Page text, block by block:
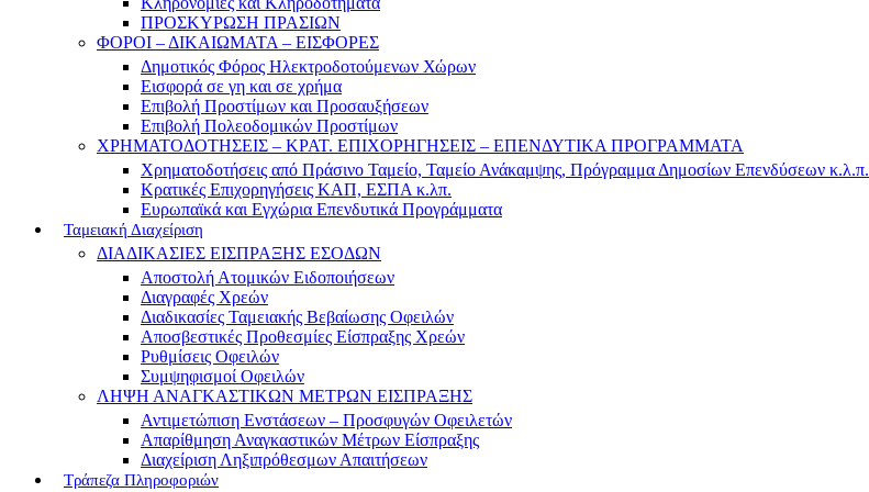
ΠΡΟΣΚΥΡΩΣΗ ΠΡΑΣΙΩΝ
ΦΟΡΟΙ – ΔΙΚΑΙΩΜΑΤΑ – ΕΙΣΦΟΡΕΣ
Δημοτικός Φόρος Ηλεκτροδοτούμενων Χώρων
Εισφορά σε γη και σε χρήμα
Επιβολή Προστίμων και Προσαυξήσεων
Επιβολή Πολεοδομικών Προστίμων
ΧΡΗΜΑΤΟΔΟΤΗΣΕΙΣ – ΚΡΑΤ. ΕΠΙΧΟΡΗΓΗΣΕΙΣ – ΕΠΕΝΔΥΤΙΚΑ ΠΡΟΓΡΑΜΜΑΤΑ
Χρηματοδοτήσεις από Πράσινο Ταμείο, Ταμείο Ανάκαμψης, Πρόγραμμα Δημοσίων Επενδύσεων κ.λ.π.
Κρατικές Επιχορηγήσεις ΚΑΠ, ΕΣΠΑ κ.λπ.
Ευρωπαϊκά και Εγχώρια Επενδυτικά Προγράμματα
Ταμειακή Διαχείριση
ΔΙΑΔΙΚΑΣΙΕΣ ΕΙΣΠΡΑΞΗΣ ΕΣΟΔΩΝ
Αποστολή Ατομικών Ειδοποιήσεων
Διαγραφές Χρεών
Διαδικασίες Ταμειακής Βεβαίωσης Οφειλών
Αποσβεστικές Προθεσμίες Είσπραξης Χρεών
Ρυθμίσεις Οφειλών
Συμψηφισμοί Οφειλών
ΛΗΨΗ ΑΝΑΓΚΑΣΤΙΚΩΝ ΜΕΤΡΩΝ ΕΙΣΠΡΑΞΗΣ
Αντιμετώπιση Ενστάσεων – Προσφυγών Οφειλετών
Απαρίθμηση Αναγκαστικών Μέτρων Είσπραξης
Διαχείριση Ληξιπρόθεσμων Απαιτήσεων
Τράπεζα Πληροφοριών